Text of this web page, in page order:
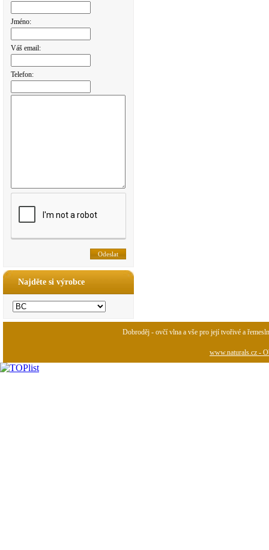
Jméno:
Váš email:
Telefon:
Najděte si výrobce
Dobroděj - ovčí vlna a vše pro její tvořivé a
www.naturals.cz -